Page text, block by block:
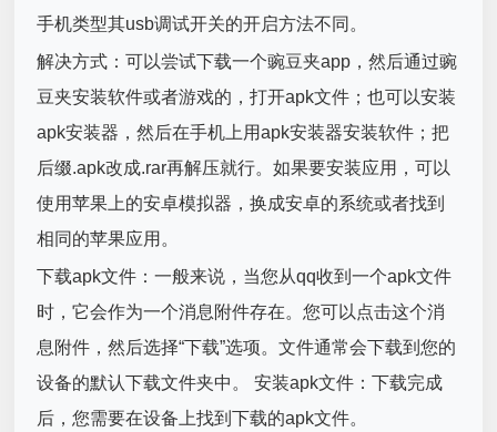
手机类型其usb调试开关的开启方法不同。
解决方式：可以尝试下载一个豌豆夹app，然后通过豌
豆夹安装软件或者游戏的，打开apk文件；也可以安装
apk安装器，然后在手机上用apk安装器安装软件；把
后缀.apk改成.rar再解压就行。如果要安装应用，可以
使用苹果上的安卓模拟器，换成安卓的系统或者找到
相同的苹果应用。
下载apk文件：一般来说，当您从qq收到一个apk文件
时，它会作为一个消息附件存在。您可以点击这个消
息附件，然后选择“下载”选项。文件通常会下载到您的
设备的默认下载文件夹中。 安装apk文件：下载完成
后，您需要在设备上找到下载的apk文件。